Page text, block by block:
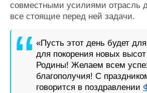
совместными усилиями отрасль
все стоящие перед ней задачи.
«Пусть этот день будет
для покорения новых высот
Родины! Желаем всем
благополучия! С
говорится в поздравлении